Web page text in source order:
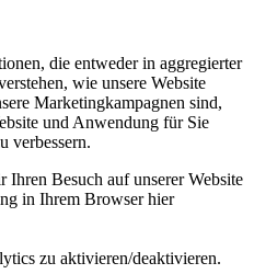
die entweder in aggregierter
wie unsere Website
Marketingkampagnen sind,
und Anwendung für Sie
verbessern.
Ihren Besuch auf unserer Website
in Ihrem Browser hier
zu aktivieren/deaktivieren.